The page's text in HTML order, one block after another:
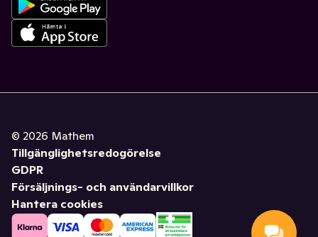
© 2026 Mathem
Tillgänglighetsredogörelse
GDPR
Försäljnings- och användarvillkor
Hantera cookies